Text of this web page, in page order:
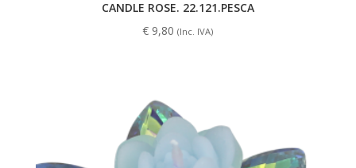
CANDLE ROSE. 22.121.PESCA
€ 9,80 (Inc. IVA)